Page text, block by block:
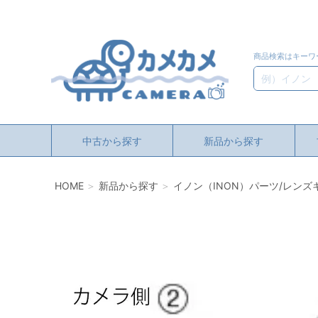
商品検索はキー
検索
中古から探す 新品から探す
HOME 新品から探す イノン（INON）パーツ/レン